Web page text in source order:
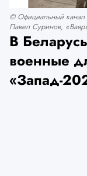
© Официальный канал
Павел Суринов,
В
военные
«Запад-